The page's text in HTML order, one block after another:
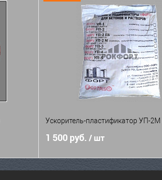
Ускоритель-пластификатор УП-2М
1 500 руб. / шт